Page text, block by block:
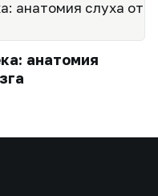
анатомия